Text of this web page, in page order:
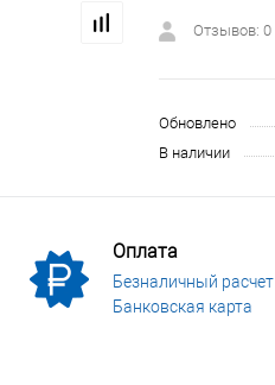
и СИЗ
Отзывов: 0
Обновлено
В наличии
Оплата
Безналичный расчет
Банковская карта